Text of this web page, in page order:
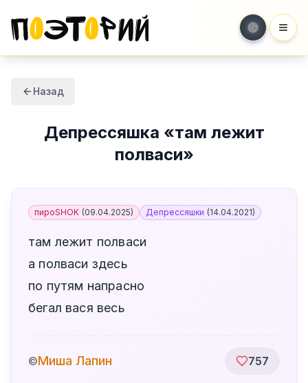
Назад
Депрессяшка «там лежит
полваси»
пироSHOK (09.04.2025) Депрессяшки (14.04.2021)
там лежит полваси
а полваси здесь
по путям напрасно
бегал вася весь
©Миша Лапин 757